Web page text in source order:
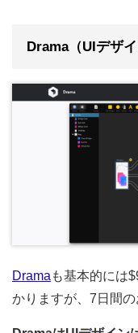
Drama（UIデザイ
Drama も基本的には
かりますが、7日間の